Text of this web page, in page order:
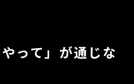
やって」が通じな